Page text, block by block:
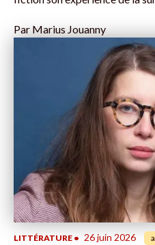
Par Marius Jouanny
LITTÉRATURE • 26 juin 2026